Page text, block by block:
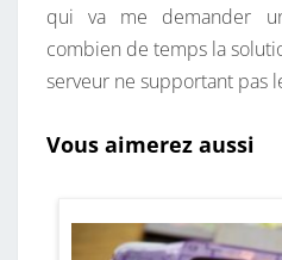
qui va me demander
combien de temps la
serveur ne supportant pas
Vous aimerez aussi